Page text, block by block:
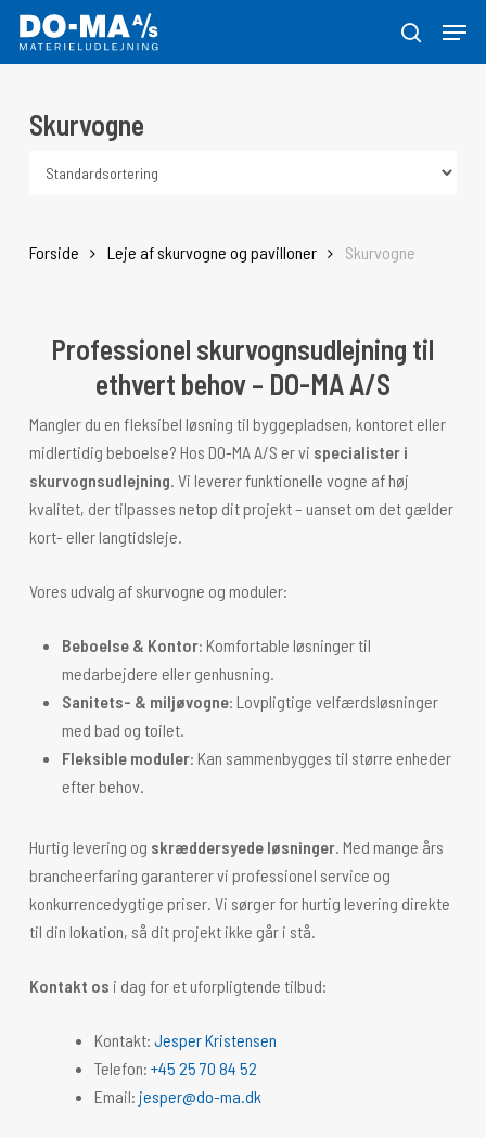
Skip
main
søg
Menu
Skurvogne
Forside Leje af skurvogne og pavilloner Skurvogne
Professionel skurvognsudlejning til
ethvert behov – DO-MA A/S
Mangler du en fleksibel løsning til byggepladsen, kontoret eller
midlertidig beboelse? Hos DO-MA A/S er vi specialister i
skurvognsudlejning. Vi leverer funktionelle vogne af høj
kvalitet, der tilpasses netop dit projekt – uanset om det gælder
kort- eller langtidsleje.
Vores udvalg af skurvogne og moduler:
Beboelse & Kontor: Komfortable løsninger til
medarbejdere eller genhusning.
Sanitets- & miljøvogne: Lovpligtige velfærdsløsninger
med bad og toilet.
Fleksible moduler: Kan sammenbygges til større enheder
efter behov.
Hurtig levering og skræddersyede løsninger. Med mange års
brancheerfaring garanterer vi professionel service og
konkurrencedygtige priser. Vi sørger for hurtig levering direkte
til din lokation, så dit projekt ikke går i stå.
Kontakt os i dag for et uforpligtende tilbud:
Kontakt: Jesper Kristensen
Telefon: +45 25 70 84 52
Email: jesper@do-ma.dk
Close